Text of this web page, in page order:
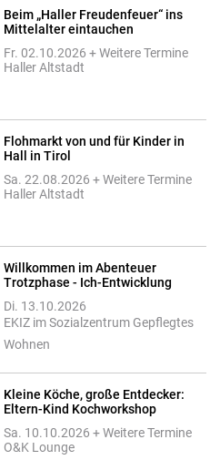
Beim „Haller Freudenfeuer“ ins
Mittelalter eintauchen
Fr. 02.10.2026 + Weitere Termine
Haller Altstadt
Flohmarkt von und für Kinder in
Hall in Tirol
Sa. 22.08.2026 + Weitere Termine
Haller Altstadt
Willkommen im Abenteuer
Trotzphase - Ich-Entwicklung
Di. 13.10.2026
EKIZ im Sozialzentrum Gepflegtes
Wohnen
Kleine Köche, große Entdecker:
Eltern-Kind Kochworkshop
Sa. 10.10.2026 + Weitere Termine
O&K Lounge